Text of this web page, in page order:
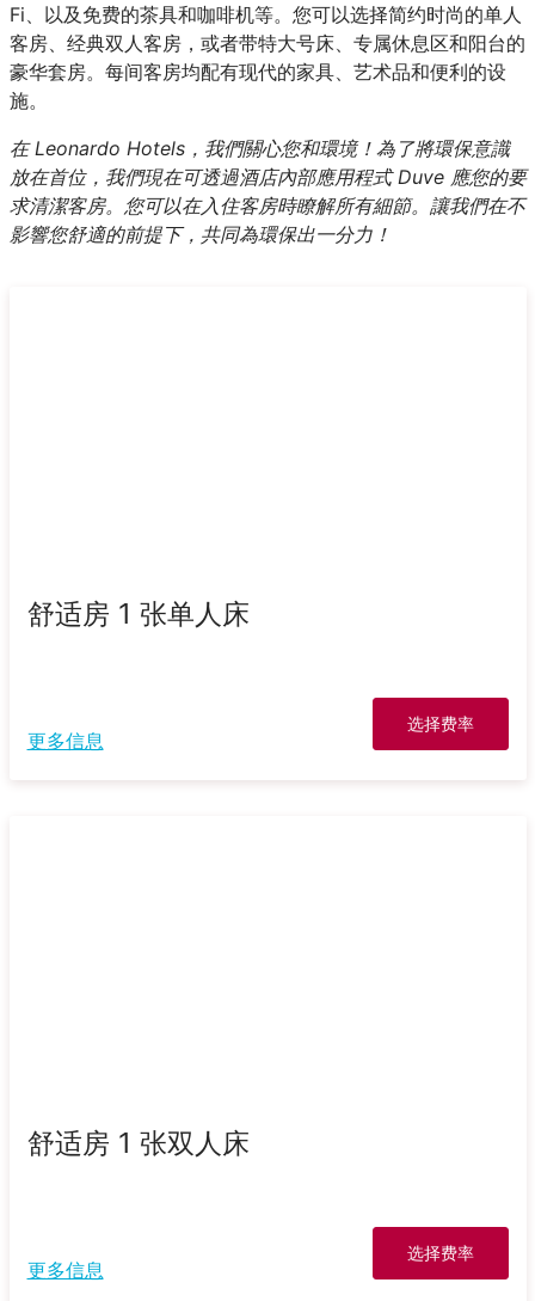
Fi、以及免费的茶具和咖啡机等。您可以选择简约时尚的单人
客房、经典双人客房，或者带特大号床、专属休息区和阳台的
豪华套房。每间客房均配有现代的家具、艺术品和便利的设
施。
在 Leonardo Hotels，我們關心您和環境！為了將環保意識
放在首位，我們現在可透過酒店內部應用程式 Duve 應您的要
求清潔客房。您可以在入住客房時瞭解所有細節。讓我們在不
影響您舒適的前提下，共同為環保出一分力！
舒适房 1 张单人床
更多信息
选择费率
舒适房 1 张双人床
更多信息
选择费率